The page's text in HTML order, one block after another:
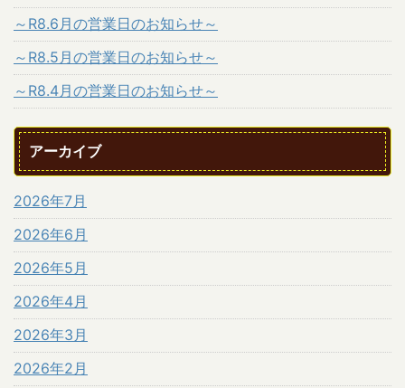
～R8.6月の営業日のお知らせ～
～R8.5月の営業日のお知らせ～
～R8.4月の営業日のお知らせ～
アーカイブ
2026年7月
2026年6月
2026年5月
2026年4月
2026年3月
2026年2月